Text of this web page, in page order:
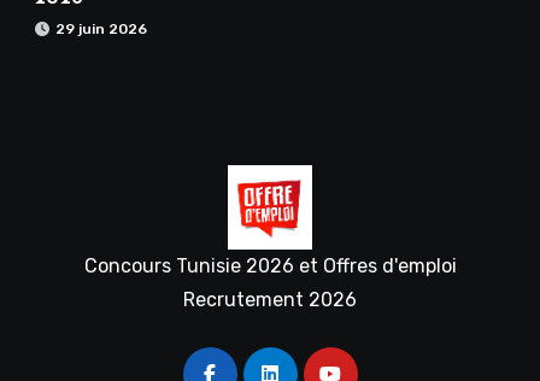
29 juin 2026
Concours Tunisie 2026 et Offres d'emploi
Recrutement 2026